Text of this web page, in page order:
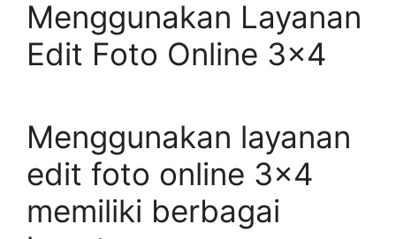
Menggunakan Layanan
Edit Foto Online 3×4
Menggunakan layanan
edit foto online 3×4
memiliki berbagai